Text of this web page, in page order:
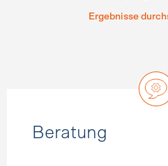
Ergebnisse
Beratung